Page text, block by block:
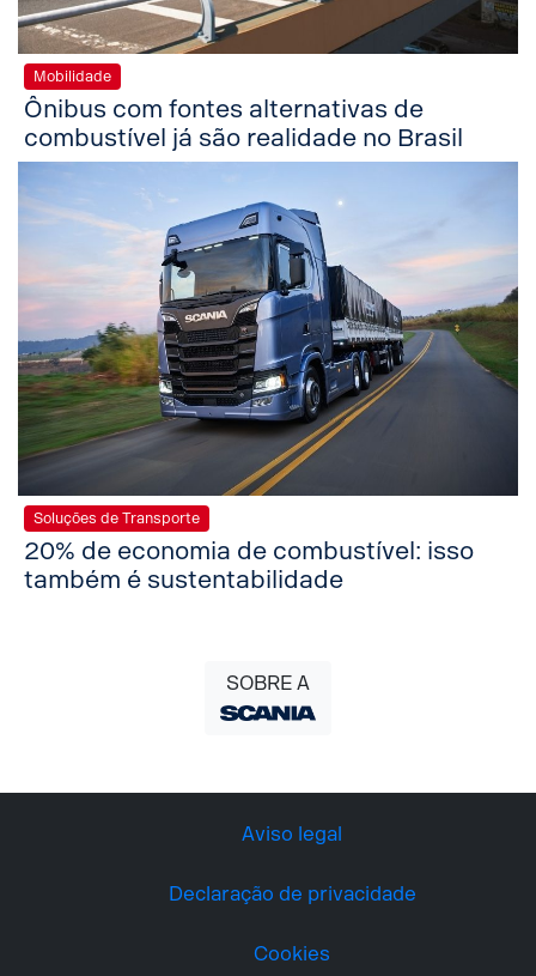
Mobilidade
Ônibus com fontes alternativas de
combustível já são realidade no Brasil
Soluções de Transporte
20% de economia de combustível: isso
também é sustentabilidade
SOBRE A
Aviso legal
Declaração de privacidade
Cookies